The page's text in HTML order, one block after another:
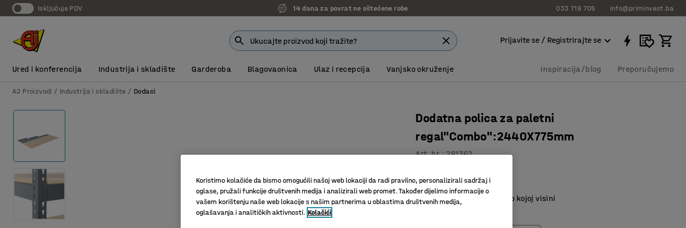
Isključuje PDV 14 dana za povrat ne oštećene robe 033 718 705 info@priminvest.ba
Prijavite se / Registrirajte se
Ured i konferencija Industrija i skladište Garderoba Blagovaonica Ulaz i recepcija Vanjsko okruženje Inspiracija/blog Preporučujemo
AJ Proizvodi Industrija i skladište Dodaci
Dodatna polica za paletni
regal"Combo":2440X775mm
Art. br.:281362
Čvrsta iverica
Može se montirati na bilo kojoj visini
Koristimo kolačiće da bismo omogućili našoj web lokaciji da radi pravilno, personalizirali sadržaj i
oglase, pružali funkcije društvenih medija i analizirali web promet. Također dijelimo informacije o
vašem korištenju naše web lokacije s našim partnerima u oblastima društvenih medija,
oglašavanja i analitičkih aktivnosti. Kolačići